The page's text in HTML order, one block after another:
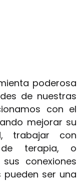
poderosa
de nuestras
con el
mejorar su
trabajar con
terapia, o
conexiones
ser una